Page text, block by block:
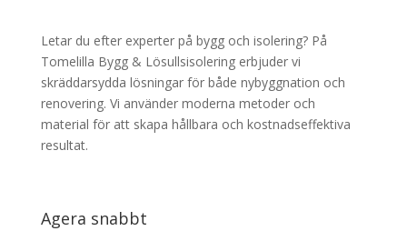
Letar du efter experter på bygg och isolering? På
Tomelilla Bygg & Lösullsisolering erbjuder vi
skräddarsydda lösningar för både nybyggnation och
renovering. Vi använder moderna metoder och
material för att skapa hållbara och kostnadseffektiva
resultat.
Agera snabbt